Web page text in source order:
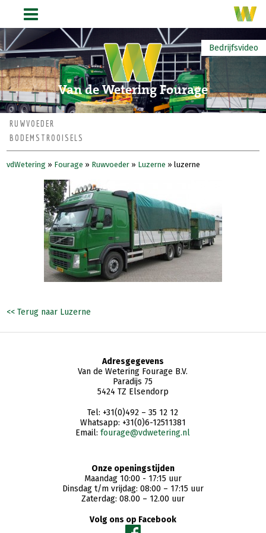
Van de Wetering Fourage
Bedrijfsvideo
RUWVOEDER
BODEMSTROOISELS
vdWetering » Fourage » Ruwvoeder » Luzerne »luzerne
<< Terug naar Luzerne
Adresgegevens
Van de Wetering Fourage B.V.
Paradijs 75
5424 TZ Elsendorp
Tel: +31(0)492 – 35 12 12
Whatsapp: +31(0)6-12511381
Email:fourage@vdwetering.nl
Onze openingstijden
Maandag 10:00 - 17:15 uur
Dinsdag t/m vrijdag: 08:00 – 17:15 uur
Zaterdag: 08.00 – 12.00 uur
Volg ons op Facebook